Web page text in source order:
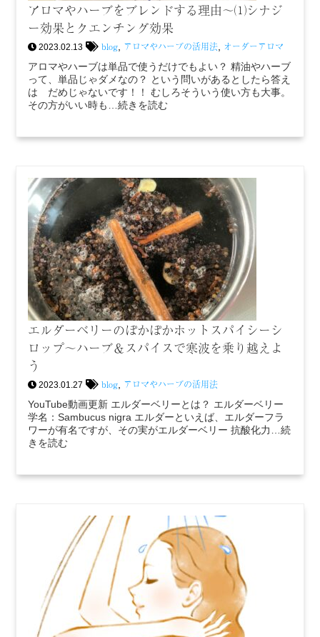
アロマやハーブをブレンドする理由～⑴シナジ
ー効果とクエンチング効果
2023.02.13 blog アロマやハーブの活用法 オーダーアロマ
アロマやハーブは単品で使うだけでもよい？ 精油やハーブ
って、単品じゃダメなの？ という問いがあるとしたら答え
は だめじゃないです！！ むしろそういう使い方も大事。
その方がいい時も…続きを読む
エルダーベリーのぽかぽかホットスパイシーシ
ロップ～ハーブ＆スパイスで寒波を乗り越えよ
う
2023.01.27 blog アロマやハーブの活用法
YouTube動画更新 エルダーベリーとは？ エルダーベリー
学名：Sambucus nigra エルダーといえば、エルダーフラ
ワーが有名ですが、その実がエルダーベリー 抗酸化力…続
きを読む